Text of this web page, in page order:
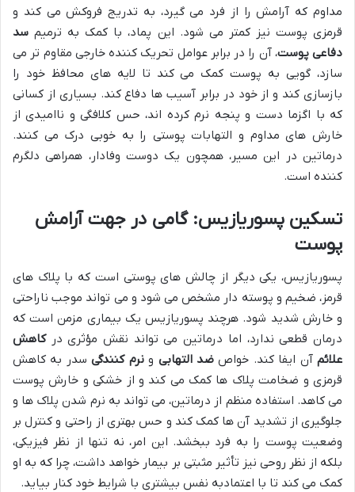
مداوم که آرامش را از فرد می گیرد، به تدریج فروکش می کند و
قرمزی پوست نیز کمتر می شود. این پماد، با کمک به ترمیم سد
دفاعی پوست، آن را در برابر عوامل تحریک کننده خارجی مقاوم تر می
سازد، گویی به پوست کمک می کند تا لایه های محافظ خود را
بازسازی کند و از خود در برابر آسیب ها دفاع کند. بسیاری از کسانی
که با اگزما دست و پنجه نرم کرده اند، حس کلافگی و ناامیدی از
خارش های مداوم و التهابات پوستی را به خوبی درک می کنند.
درماتین در این مسیر، همچون یک دوست وفادار، همراهی دلگرم
کننده است.
تسکین پسوریازیس: گامی در جهت آرامش
پوست
پسوریازیس، یکی دیگر از چالش های پوستی است که با پلاک های
قرمز، ضخیم و پوسته دار مشخص می شود و می تواند موجب ناراحتی
و خارش شدید شود. هرچند پسوریازیس یک بیماری مزمن است که
درمان قطعی ندارد، اما درماتین می تواند نقش مؤثری درکاهش
علائمآن ایفا کند. خواصضد التهابی ونرم کنندگیسدر به کاهش
قرمزی و ضخامت پلاک ها کمک می کند و از خشکی و خارش پوست
می کاهد. استفاده منظم از درماتین، می تواند به نرم شدن پلاک ها و
جلوگیری از تشدید آن ها کمک کند و حس بهتری از راحتی و کنترل بر
وضعیت پوست را به فرد ببخشد. این امر، نه تنها از نظر فیزیکی،
بلکه از نظر روحی نیز تأثیر مثبتی بر بیمار خواهد داشت، چرا که به او
کمک می کند تا با اعتمادبه نفس بیشتری با شرایط خود کنار بیاید.